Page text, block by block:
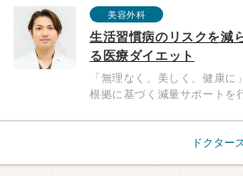
美容外科
生活習慣病のリスクを減
る医療ダイエット
「無理なく、美しく、健康
根拠に基づく減量サポートを
ドクター